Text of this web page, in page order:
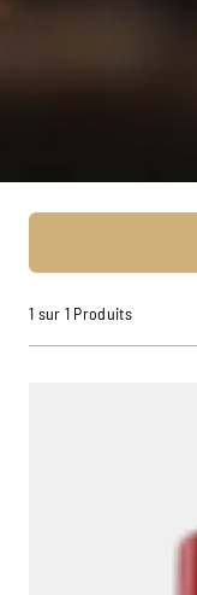
1 sur 1 Produits